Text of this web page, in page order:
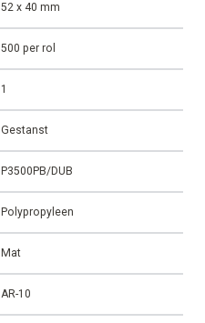
52 x 40 mm
500 per rol
1
Gestanst
P3500PB/DUB
Polypropyleen
Mat
AR-10